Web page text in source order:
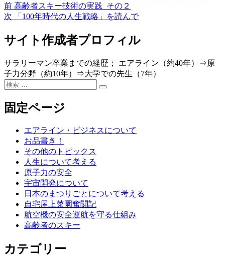
稿
者
稿
日:
ゴ
投
稿
ナ
ビ
ゲ
ー
シ
前 過
去
投
稿:
高齢者スキー技術の実践_その２
次
次
投
稿:
「100年時代の人生戦略」を読んで
サイト作成者プロフィル
サラリーマン卒業までの経歴； エアライン（約40年）⇒原
子力分野（約10年）⇒大学での先生（7年）
検
対
象:
検
固定ページ
エアライン・ビジネスについて
お品書き！
その他のトピックス
人生について考える
原子力の安全
宇宙開発について
日本のまつりごとについて考える
自宅屋上菜園奮闘記
航空機の安全運航を守る仕組み
高齢者のスキー
カテゴリー